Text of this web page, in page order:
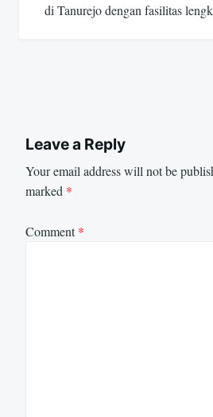
di Tanurejo dengan fasilitas
Leave a Reply
Your email address will not be
marked *
Comment*